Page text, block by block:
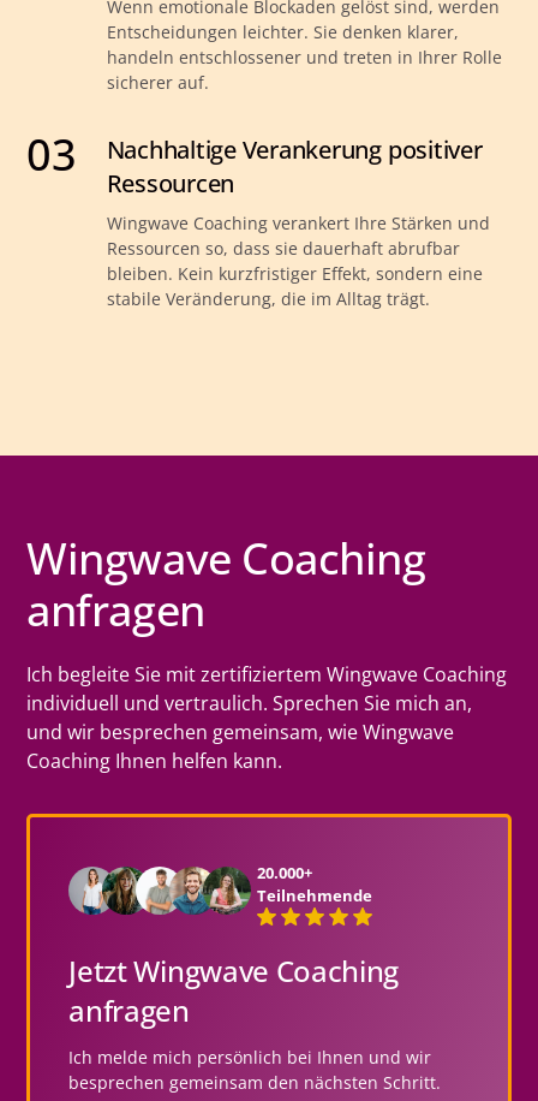
Wenn emotionale Blockaden gelöst sind, werden
Entscheidungen leichter. Sie denken klarer,
handeln entschlossener und treten in Ihrer Rolle
sicherer auf.
03
Nachhaltige Verankerung positiver
Ressourcen
Wingwave Coaching verankert Ihre Stärken und
Ressourcen so, dass sie dauerhaft abrufbar
bleiben. Kein kurzfristiger Effekt, sondern eine
stabile Veränderung, die im Alltag trägt.
Wingwave Coaching
anfragen
Ich begleite Sie mit zertifiziertem Wingwave Coaching
individuell und vertraulich. Sprechen Sie mich an,
und wir besprechen gemeinsam, wie Wingwave
Coaching Ihnen helfen kann.
20.000+
Teilnehmende
Jetzt Wingwave Coaching
anfragen
Ich melde mich persönlich bei Ihnen und wir
besprechen gemeinsam den nächsten Schritt.